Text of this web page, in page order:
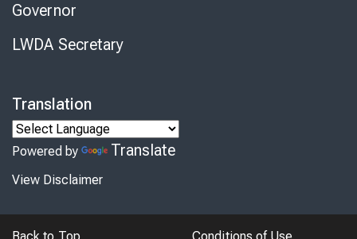
Governor
LWDA Secretary
Translation
Powered by Translate
View Disclaimer